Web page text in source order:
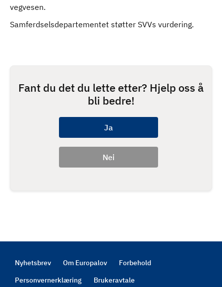
vegvesen.
Samferdselsdepartementet støtter SVVs vurdering.
Fant du det du lette etter? Hjelp oss å
bli bedre!
Footer
Nyhetsbrev Om Europalov
Forbehold
Personvernerklæring
Brukeravtale